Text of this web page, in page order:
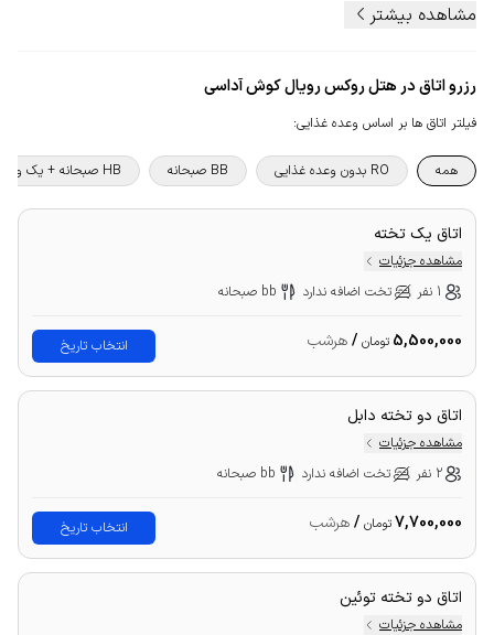
مشاهده بیشتر
رزرو اتاق در هتل روکس رویال کوش آداسی
فیلتر اتاق ها بر اساس وعده غذایی:
همه RO بدون وعده غذایی BB صبحانه HB صبحانه + یک وعده غذا
اتاق یک تخته
مشاهده جزئیات
1 نفر
تخت اضافه ندارد bb صبحانه
5,500,000 تومان /هرشب انتخاب تاریخ
اتاق دو تخته دابل
مشاهده جزئیات
2 نفر
تخت اضافه ندارد bb صبحانه
7,700,000تومان /هرشب انتخاب تاریخ
اتاق دو تخته توئین
مشاهده جزئیات